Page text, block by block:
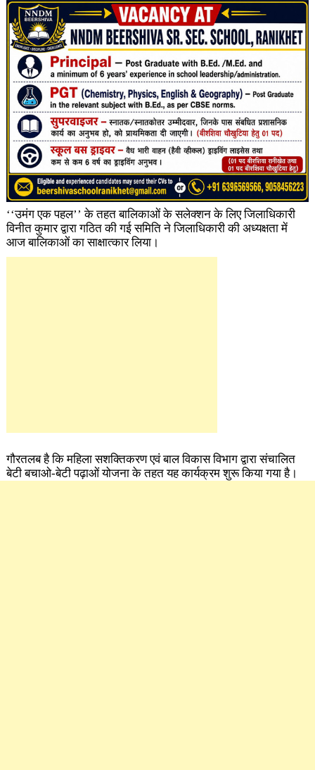
‘‘उमंग एक पहल’’ के ​तहत बालिकाओं के सलेक्शन के लिए जिलाधिकारी
विनीत कुमार द्वारा गठित की गई समिति ने जिलाधिकारी की अध्यक्षता में
आज बालिकाओं का साक्षात्कार लिया।
गौरतलब है ​कि महिला सशक्तिकरण एवं बाल विकास विभाग द्वारा संचालित
बेटी बचाओ-बेटी पढ़ाओं योजना के तह​त यह कार्यक्रम शुरू किया गया है।